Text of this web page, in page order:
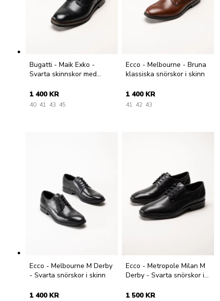
Bugatti - Maik Exko -
Svarta skinnskor med
1 400 KR
40 41 43 45
Ecco - Melbourne - Bruna
klassiska snörskor i skinn
1 400 KR
41 42 43
Ecco - Melbourne M Derby
- Svarta snörskor i skinn
1 400 KR
Ecco - Metropole Milan M
Derby - Svarta snörskor i
1 500 KR